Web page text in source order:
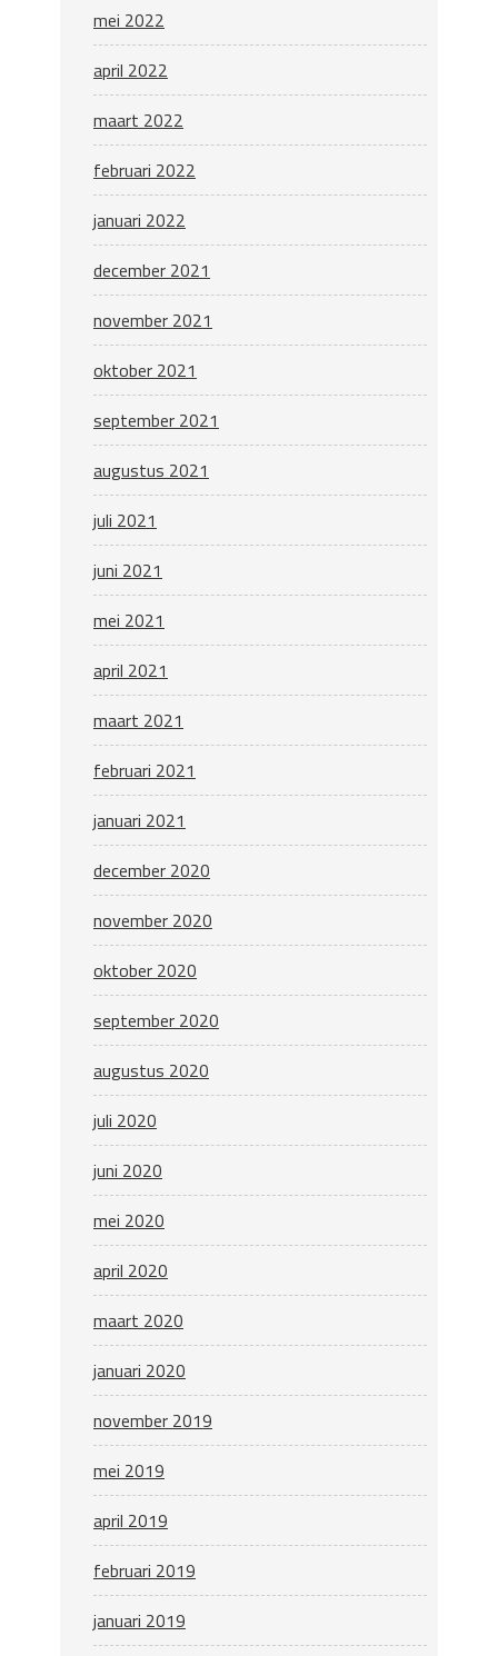
mei 2022
april 2022
maart 2022
februari 2022
januari 2022
december 2021
november 2021
oktober 2021
september 2021
augustus 2021
juli 2021
juni 2021
mei 2021
april 2021
maart 2021
februari 2021
januari 2021
december 2020
november 2020
oktober 2020
september 2020
augustus 2020
juli 2020
juni 2020
mei 2020
april 2020
maart 2020
januari 2020
november 2019
mei 2019
april 2019
februari 2019
januari 2019